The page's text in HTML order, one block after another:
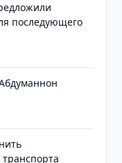
последующего